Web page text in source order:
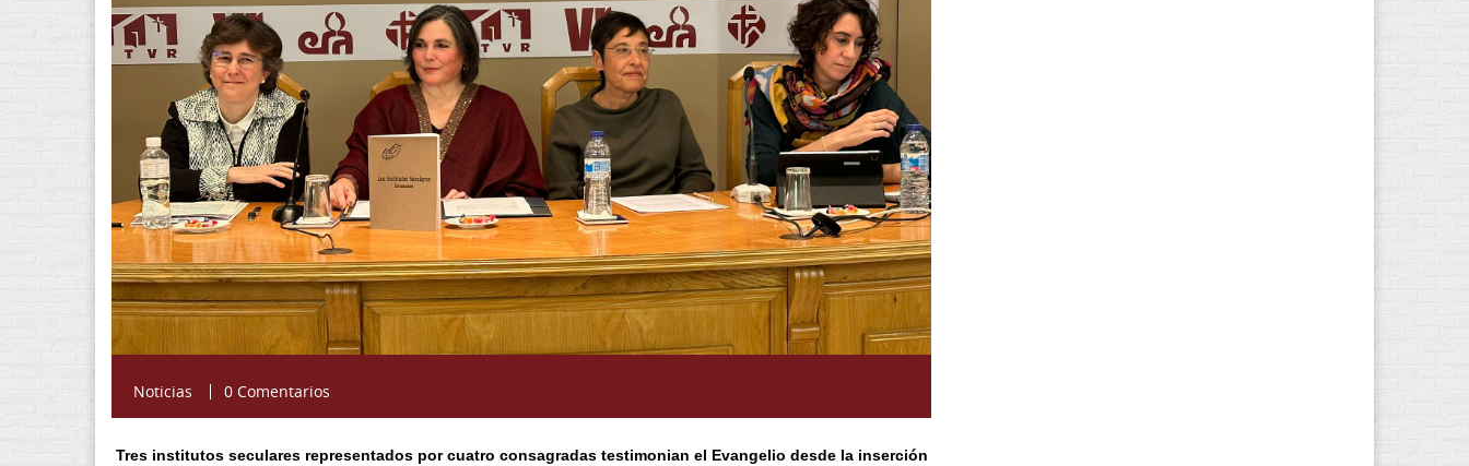
Noticias 0 Comentarios
Tres institutos seculares representados por cuatro consagradas testimonian el Evangelio desde la inserción